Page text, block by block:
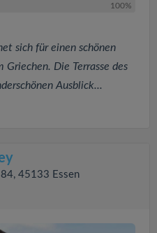
100%
sich für einen schönen
Griechen. Die Terrasse des
Ausblick...
45133 Essen